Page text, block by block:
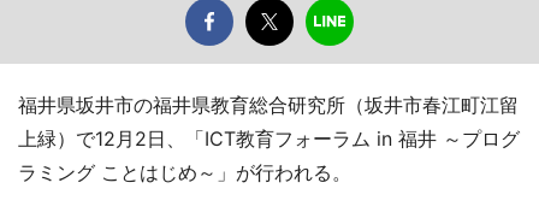
福井県坂井市の福井県教育総合研究所（坂井市春江町江留
上緑）で12月2日、「ICT教育フォーラム in 福井 ～プログ
ラミング ことはじめ～」が行われる。